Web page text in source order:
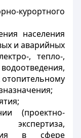
курортного
населения
и аварийных
, тепло-,
отопительному
(проектно-
в сфере